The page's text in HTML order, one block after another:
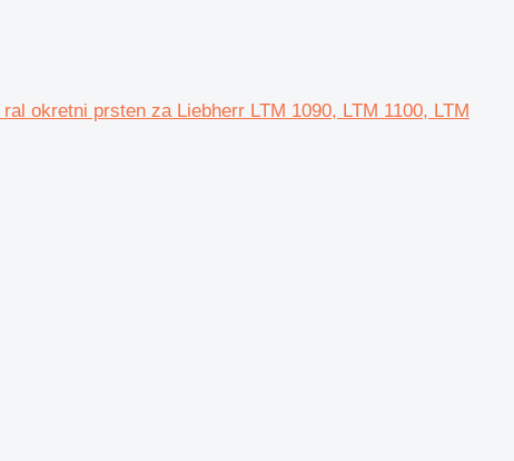
okretni prsten za Liebherr LTM 1090, LTM 1100, LTM